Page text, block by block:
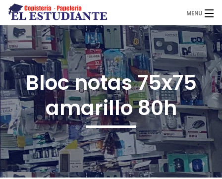
MENU
El Estudiante
Copistería
Papelería
Servicios
Bloc notas 75x75
amarillo 80h